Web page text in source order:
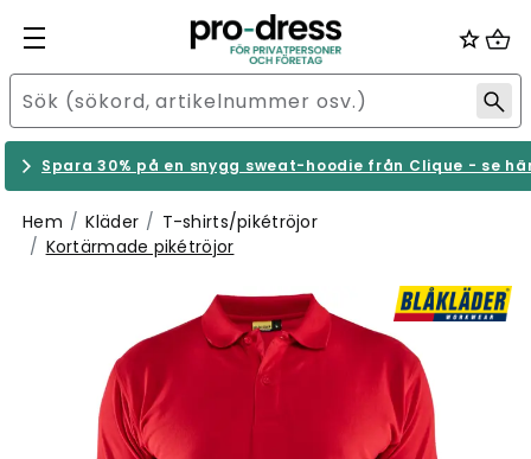
Spara 30% på en snygg sweat-hoodie från Clique - se
Hem Kläder
T-shirts/pikétröjor
Kortärmade pikétröjor